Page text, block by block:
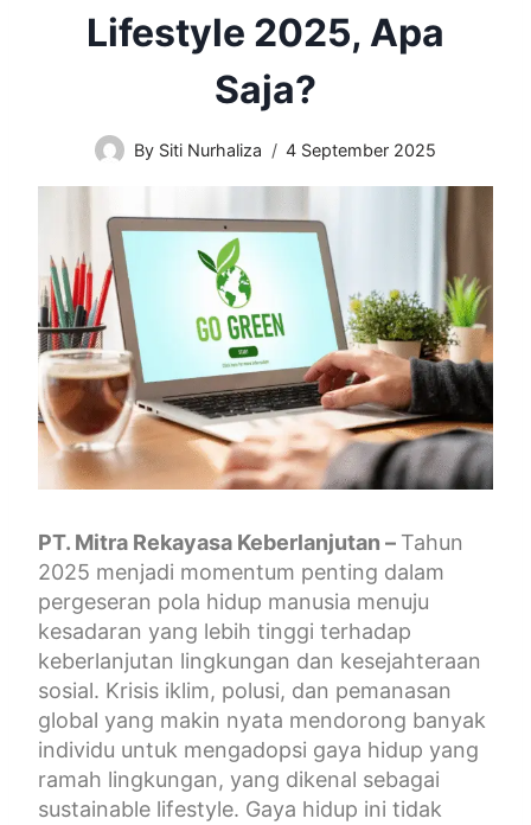
Lifestyle 2025, Apa
Saja?
By Siti Nurhaliza 4 September 2025
PT. Mitra Rekayasa Keberlanjutan – Tahun
2025 menjadi momentum penting dalam
pergeseran pola hidup manusia menuju
kesadaran yang lebih tinggi terhadap
keberlanjutan lingkungan dan kesejahteraan
sosial. Krisis iklim, polusi, dan pemanasan
global yang makin nyata mendorong banyak
individu untuk mengadopsi gaya hidup yang
ramah lingkungan, yang dikenal sebagai
sustainable lifestyle. Gaya hidup ini tidak